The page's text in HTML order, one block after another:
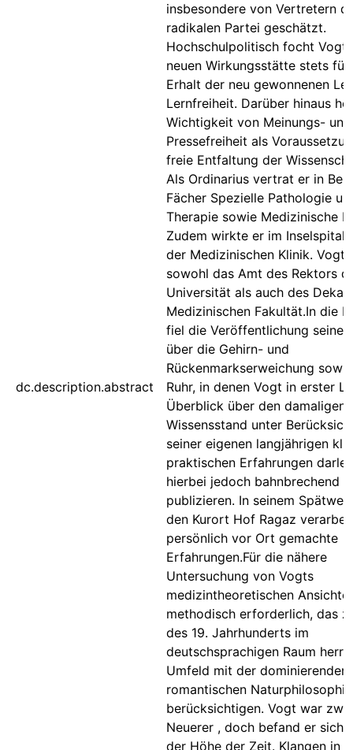
dc.description.abstract
insbesondere von Vertretern
radikalen Partei geschätzt.
Hochschulpolitisch focht Vogt
neuen Wirkungsstätte stets für
Erhalt der neu gewonnenen
Lernfreiheit. Darüber hinaus
Wichtigkeit von Meinungs- und
Pressefreiheit als
freie Entfaltung der
Als Ordinarius vertrat er in
Fächer Spezielle Pathologie
Therapie sowie Medizinische
Zudem wirkte er im Inselspital
der Medizinischen Klinik. Vogt
sowohl das Amt des Rektors
Universität als auch des
Medizinischen Fakultät.In die
fiel die Veröffentlichung seiner
über die Gehirn- und
Rückenmarkserweichung
Ruhr, in denen Vogt in erster
Überblick über den damaligen
Wissensstand unter
seiner eigenen langjährigen
praktischen Erfahrungen
hierbei jedoch bahnbrechend
publizieren. In seinem
den Kurort Hof Ragaz
persönlich vor Ort gemachte
Erfahrungen.Für die nähere
Untersuchung von Vogts
medizintheoretischen
methodisch erforderlich, das
des 19. Jahrhunderts im
deutschsprachigen Raum
Umfeld mit der dominierenden
romantischen
berücksichtigen. Vogt war
Neuerer , doch befand er sich
der Höhe der Zeit. Klangen in